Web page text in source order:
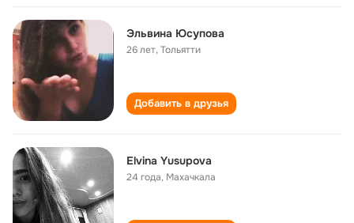
Эльвина Юсупова
26 лет,Тольятти
Добавить в друзья
Elvina Yusupova
24 года, Махачкала